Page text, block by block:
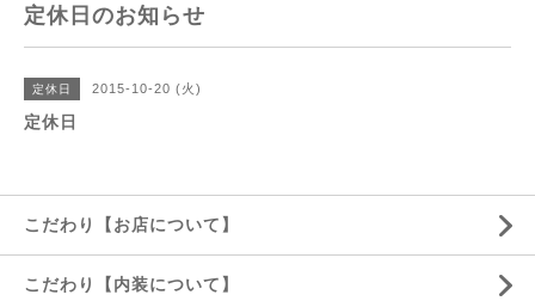
定休日のお知らせ
定休日 2015-10-20 (火)
定休日
こだわり【お店について】
こだわり【内装について】